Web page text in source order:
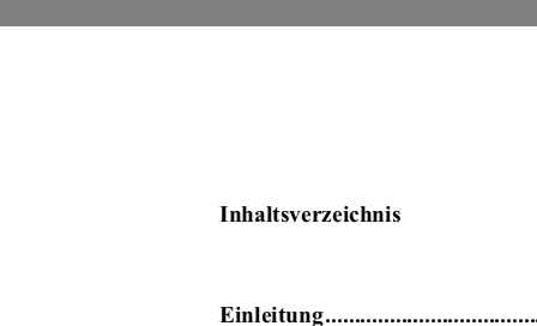
Inhaltsverzeichnis
Einleitung